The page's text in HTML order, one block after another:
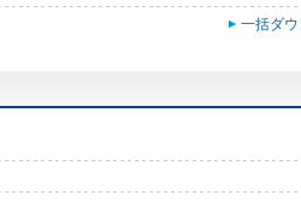
一括ダ